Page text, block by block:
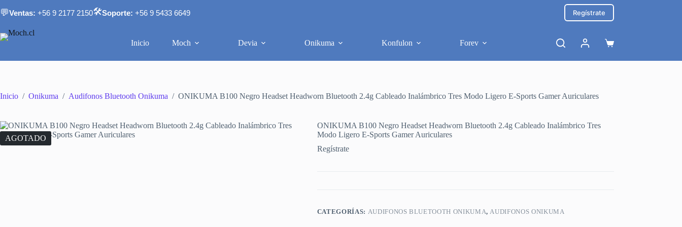
al
💬Ventas: +56 9 2177 2150🛠️Soporte: +56 9 5433 6649 Regístrate
Inicio Moch Devia Onikuma Konfulon Forev
Carro
Inicio / Onikuma / Audifonos Bluetooth Onikuma / ONIKUMA B100 Negro Headset Headworn Bluetooth 2.4g Cableado Inalámbrico Tres Modo Ligero E-Sports Gamer Auriculares
AGOTADO
ONIKUMA B100 Negro Headset Headworn Bluetooth 2.4g Cableado Inalámbrico Tres
Modo Ligero E-Sports Gamer Auriculares
Regístrate
CATEGORÍAS: AUDIFONOS BLUETOOTH ONIKUMA,AUDIFONOS ONIKUMA